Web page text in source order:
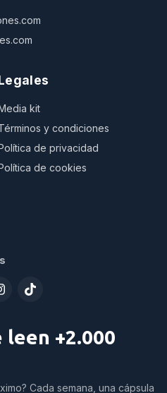
kit
y condiciones
de privacidad
de cookies
+2.000
Cada semana, una cápsula